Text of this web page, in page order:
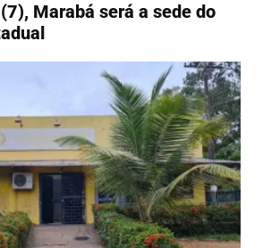
Marabá será a sede do